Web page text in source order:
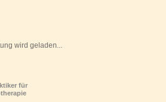
wird geladen...
für